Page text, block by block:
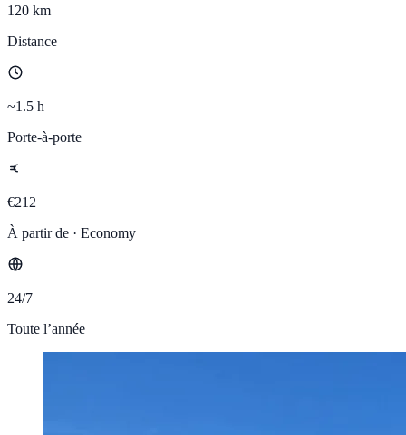
120 km
Distance
~1.5 h
Porte-à-porte
€212
À partir de · Economy
24/7
Toute l’année